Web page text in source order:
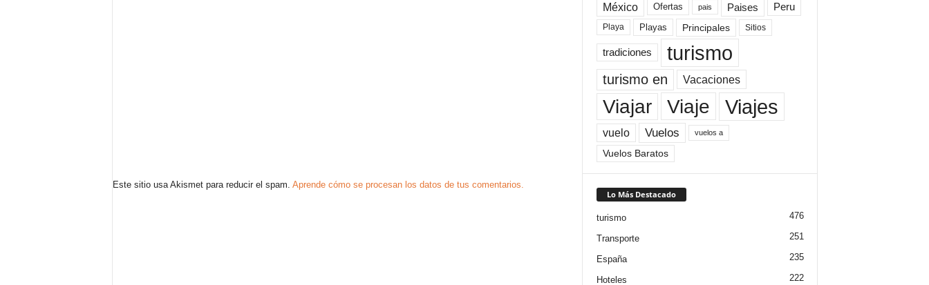
Este sitio usa Akismet para reducir el spam. Aprende cómo se procesan los datos de tus comentarios.
México Ofertas pais Paises Peru
Playa Playas Principales Sitios
tradiciones turismo
turismo en Vacaciones
Viajar Viaje Viajes
vuelo Vuelos vuelos a
Vuelos Baratos
Lo Más Destacado
turismo 476
Transporte 251
España 235
Hoteles 222